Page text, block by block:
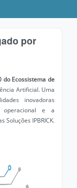
por
do Ecossistema de
Artificial. Uma
inovadoras
operacional e a
Soluções IPBRICK.